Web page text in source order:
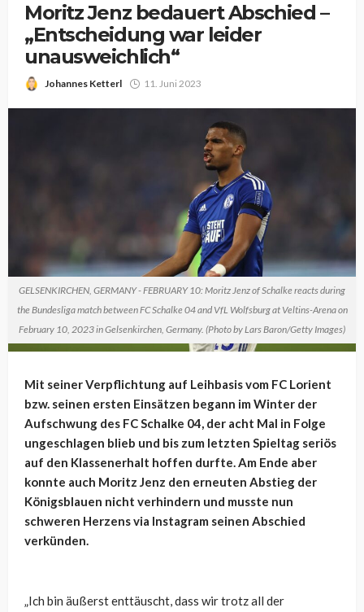
Moritz Jenz bedauert Abschied –
„Entscheidung war leider
unausweichlich“
Johannes Ketterl 11. Juni 2023
GELSENKIRCHEN, GERMANY - FEBRUARY 10: Moritz Jenz of Schalke reacts during
the Bundesliga match between FC Schalke 04 and VfL Wolfsburg at Veltins-Arena on
February 10, 2023 in Gelsenkirchen, Germany. (Photo by Lars Baron/Getty Images)
Mit seiner Verpflichtung auf Leihbasis vom FC Lorient
bzw. seinen ersten Einsätzen begann im Winter der
Aufschwung des FC Schalke 04, der acht Mal in Folge
ungeschlagen blieb und bis zum letzten Spieltag seriös
auf den Klassenerhalt hoffen durfte. Am Ende aber
konnte auch Moritz Jenz den erneuten Abstieg der
Königsblauen nicht verhindern und musste nun
schweren Herzens via Instagram seinen Abschied
verkünden.
„Ich bin äußerst enttäuscht, dass wir trotz all der